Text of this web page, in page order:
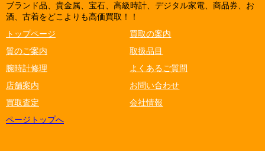
ブランド品、貴金属、宝石、高級時計、デジタル家電、商品券、お
酒、古着をどこよりも高価買取！！
トップページ
買取の案内
質のご案内
取扱品目
腕時計修理
よくあるご質問
店舗案内
お問い合わせ
買取査定
会社情報
ページトップへ